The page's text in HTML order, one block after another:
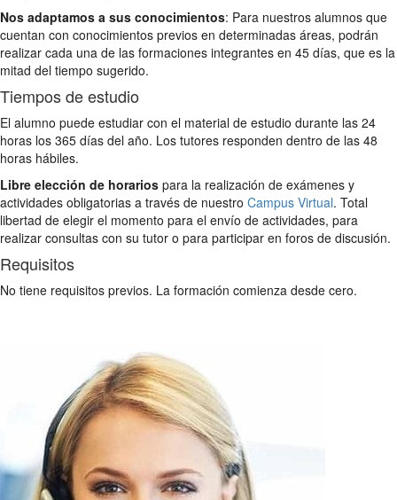
Nos adaptamos a sus conocimientos: Para nuestros alumnos que
cuentan con conocimientos previos en determinadas áreas, podrán
realizar cada una de las formaciones integrantes en 45 días, que es la
mitad del tiempo sugerido.
Tiempos de estudio
El alumno puede estudiar con el material de estudio durante las 24
horas los 365 días del año. Los tutores responden dentro de las 48
horas hábiles.
Libre elección de horarios para la realización de exámenes y
actividades obligatorias a través de nuestro Campus Virtual. Total
libertad de elegir el momento para el envío de actividades, para
realizar consultas con su tutor o para participar en foros de discusión.
Requisitos
No tiene requisitos previos. La formación comienza desde cero.